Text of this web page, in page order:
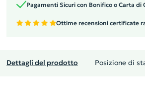
Pagamenti Sicuri con Bonifico o Carta di
Ottime recensioni certificate
Dettagli del prodotto Posizione di